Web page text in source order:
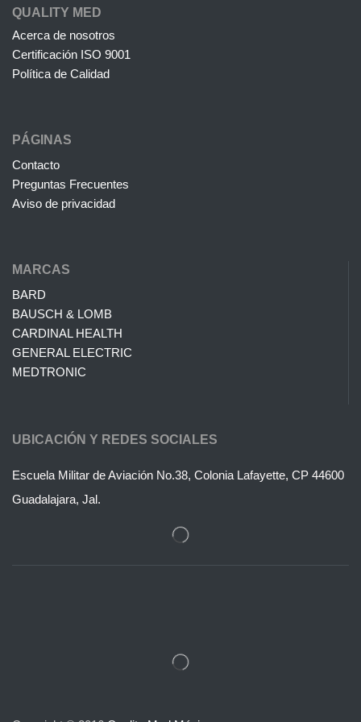
QUALITY MED
Acerca de nosotros
Certificación ISO 9001
Política de Calidad
PÁGINAS
Contacto
Preguntas Frecuentes
Aviso de privacidad
MARCAS
BARD
BAUSCH & LOMB
CARDINAL HEALTH
GENERAL ELECTRIC
MEDTRONIC
UBICACIÓN Y REDES SOCIALES
Escuela Militar de Aviación No.38, Colonia Lafayette, CP 44600
Guadalajara, Jal.